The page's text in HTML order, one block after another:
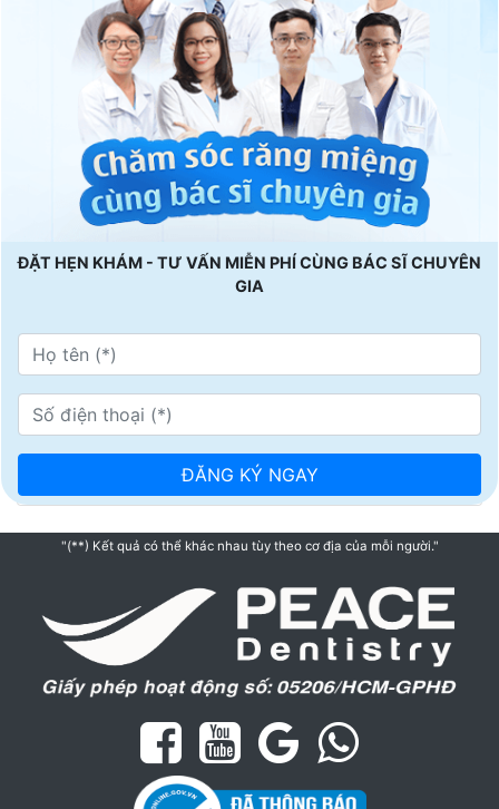
ĐẶT HẸN KHÁM - TƯ VẤN MIỄN PHÍ CÙNG BÁC SĨ CHUYÊN
GIA
"(**) Kết quả có thể khác nhau tùy theo cơ địa của mỗi người."